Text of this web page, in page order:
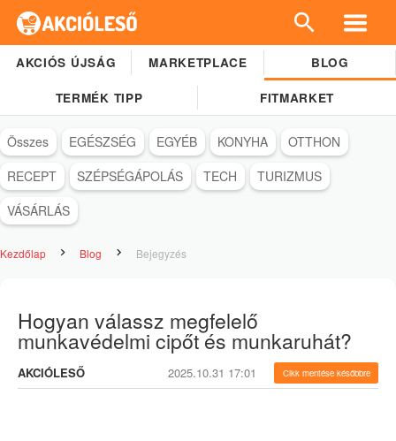
AKCIÓS ÚJSÁG MARKETPLACE BLOG
TERMÉK TIPP FITMARKET
Összes EGÉSZSÉG EGYÉB KONYHA
OTTHON
RECEPT
SZÉPSÉGÁPOLÁS TECH
TURIZMUS
VÁSÁRLÁS
Kezdőlap Blog Bejegyzés
Hogyan válassz megfelelő
munkavédelmi cipőt és munkaruhát?
AKCIÓLESŐ 2025.10.31 17:01 Cikk mentése későbbre